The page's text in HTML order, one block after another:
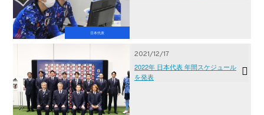
日本代表
2021/12/17
2022年 日本代表 年間スケジュール
を発表